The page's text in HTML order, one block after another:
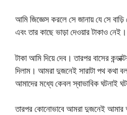
আমি জিজ্ঞেস করলে সে জানায় যে সে
এবং তার কাছে ভাড়া দেওয়ার টাকাও
টাকা আমি দিয়ে দেব। তারপর বাসের
দিলাম। আমরা দুজনেই সারাটা পথ কথা
আমাদের মধ্যে কেবল স্বাভাবিক ঘটনাই
তারপর কোনোভাবে আমরা দুজনেই